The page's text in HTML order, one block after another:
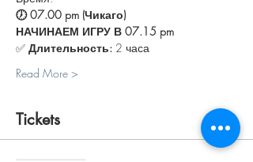
🕖 07.00 pm (Чикаго)
НАЧИНАЕМ ИГРУ В 07.15 pm
✅ Длительность: 2 часа
Read More >
Tickets